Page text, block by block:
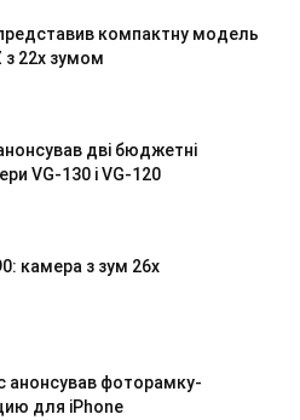
компактну модель
з 22х зумом
дві бюджетні
VG-130 і VG-120
камера з зум 26х
анонсував фоторамку-
для iPhone